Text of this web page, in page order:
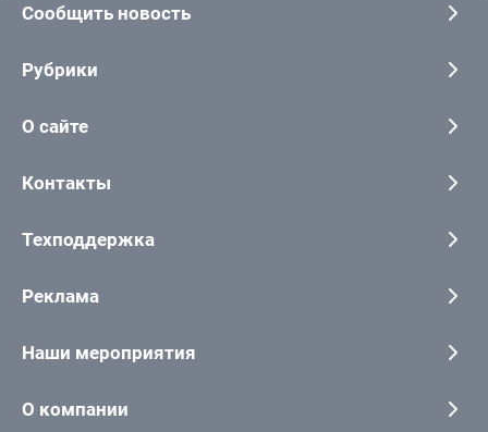
Сообщить новость
Рубрики
О сайте
Контакты
Техподдержка
Реклама
Наши мероприятия
О компании